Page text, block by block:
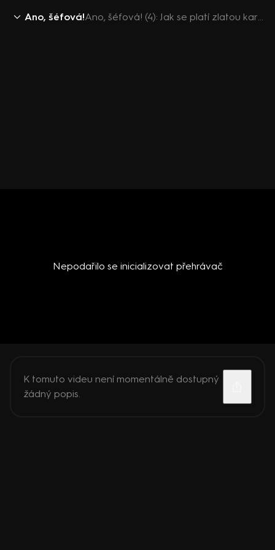
Ano, šéfová! Ano, šéfová! (4): Jak se platí zlatou kartou
Nepodařilo se inicializovat přehrávač
K tomuto videu není momentálně dostupný
žádný popis.